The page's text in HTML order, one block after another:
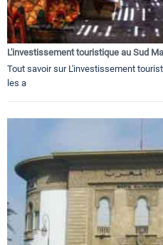
L'investissement touristique au Sud
Tout savoir sur L'investissement
les a